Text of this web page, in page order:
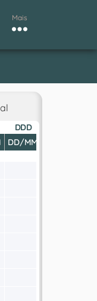
Mais
DDD
DD/MM